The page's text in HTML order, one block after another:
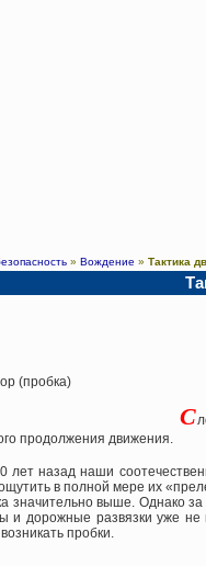
» Вождение » Тактика
С
продолжения движения.
лет назад наши
в полной мере их
значительно выше. Однако
и дорожные развязки уже не
пробки.